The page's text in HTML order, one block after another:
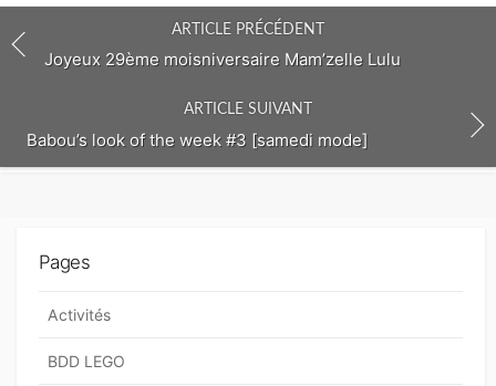
o
m
m
n
ARTICLE PRÉCÉDENT
Joyeux 29ème moisniversaire Mam’zelle Lulu
ARTICLE SUIVANT
Babou’s look of the week #3 [samedi mode]
Pages
Activités
BDD LEGO